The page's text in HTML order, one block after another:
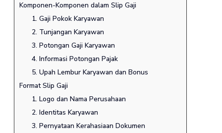
Komponen-Komponen dalam Slip Gaji
1. Gaji Pokok Karyawan
2. Tunjangan Karyawan
3. Potongan Gaji Karyawan
4. Informasi Potongan Pajak
5. Upah Lembur Karyawan dan Bonus
Format Slip Gaji
1. Logo dan Nama Perusahaan
2. Identitas Karyawan
3. Pernyataan Kerahasiaan Dokumen